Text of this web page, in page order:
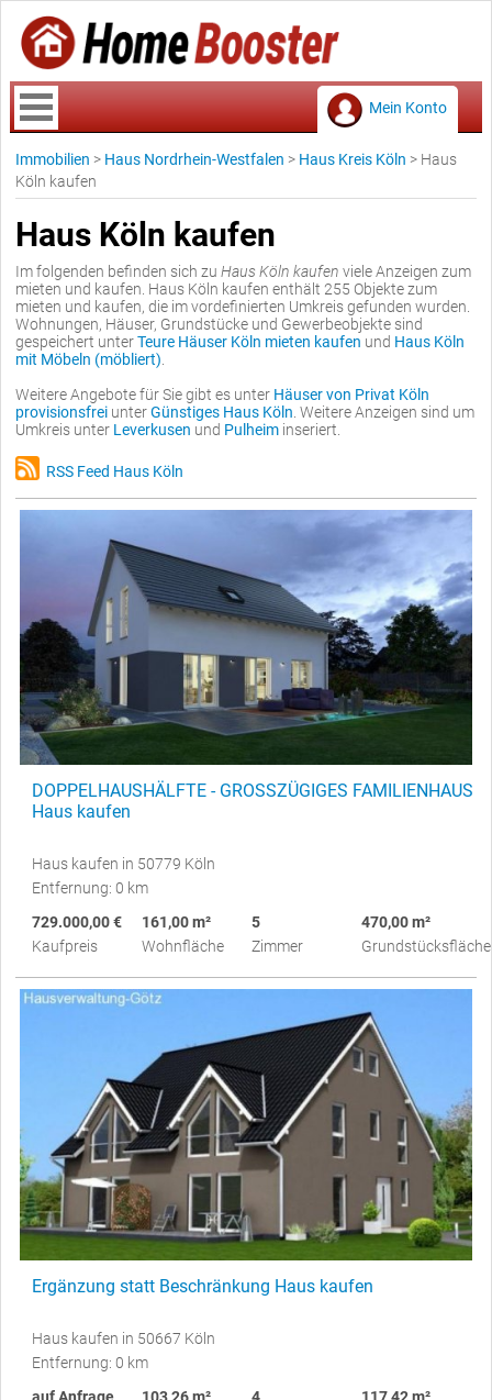
Mein Konto
Immobilien > Haus Nordrhein-Westfalen > Haus Kreis Köln > Haus
Köln kaufen
Haus Köln kaufen
Im folgenden befinden sich zu Haus Köln kaufen viele Anzeigen zum
mieten und kaufen. Haus Köln kaufen enthält 255 Objekte zum
mieten und kaufen, die im vordefinierten Umkreis gefunden wurden.
Wohnungen, Häuser, Grundstücke und Gewerbeobjekte sind
gespeichert unterTeure Häuser Köln mieten kaufen und Haus Köln
mit Möbeln (möbliert)
Weitere Angebote für Sie gibt es unter Häuser von Privat Köln
provisionsfrei unterGünstiges Haus Köln . Weitere Anzeigen sind um
Umkreis unter Leverkusen und Pulheim inseriert.
RSS Feed Haus Köln
DOPPELHAUSHÄLFTE - GROSSZÜGIGES FAMILIENHAUS
Haus kaufen
Haus kaufen in 50779 Köln
Entfernung: 0 km
729.000,00 €
Kaufpreis
161,00 m²
Wohnfläche
5
Zimmer
470,00 m²
Grundstücksfläche
Ergänzung statt Beschränkung Haus kaufen
Haus kaufen in 50667 Köln
Entfernung: 0 km
auf Anfrage
103,26 m²
4
117,42 m²